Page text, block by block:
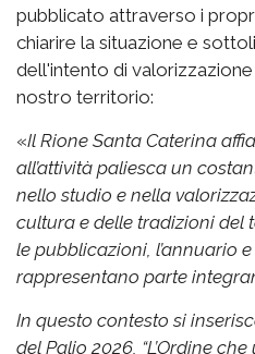
pubblicato attraverso i
chiarire la situazione e
dell'intento di
nostro territorio:
«Il Rione Santa Caterina
all’attività paliesca un
nello studio e nella
cultura e delle tradizioni del
le pubblicazioni, l’annuario
rappresentano parte
In questo contesto si
del Palio 2026, “L’Ordine